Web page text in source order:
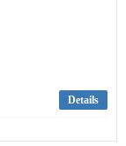
Details